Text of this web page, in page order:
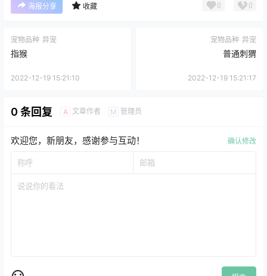
海报分享 收藏 0 0
宠物品种 异宠
指猴
2022-12-19 15:21:10
宠物品种 异宠
普通刺猬
2022-12-19 15:21:17
0 条回复 A 文章作者 M 管理员
欢迎您，新朋友，感谢参与互动！ 确认修改